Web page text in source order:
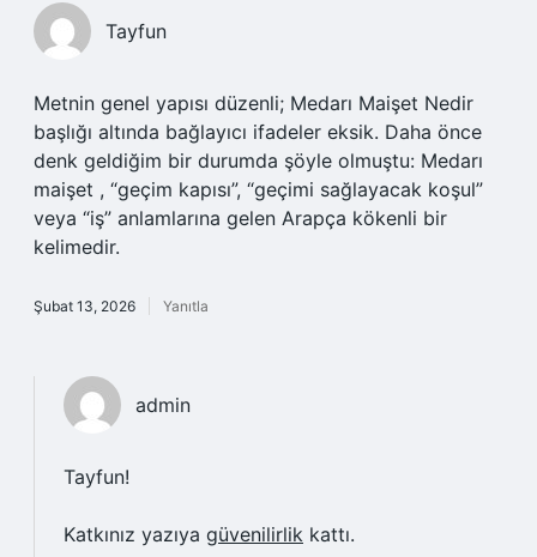
Tayfun
Metnin genel yapısı düzenli; Medarı Maişet Nedir
başlığı altında bağlayıcı ifadeler eksik. Daha önce
denk geldiğim bir durumda şöyle olmuştu: Medarı
maişet , “geçim kapısı”, “geçimi sağlayacak koşul”
veya “iş” anlamlarına gelen Arapça kökenli bir
kelimedir.
Şubat 13, 2026 Yanıtla
admin
Tayfun!
Katkınız yazıya güvenilirlik kattı.